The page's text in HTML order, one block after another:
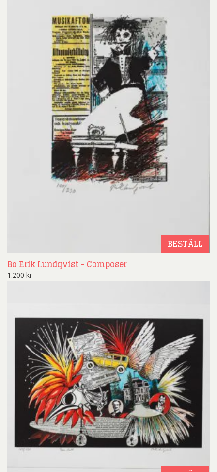
BESTÄLL
Bo Erik Lundqvist – Composer
1.200 kr